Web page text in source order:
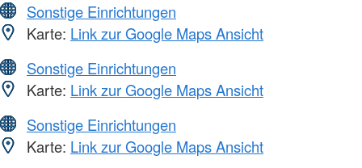
Sonstige Einrichtungen
Karte: Link zur Google Maps Ansicht
Sonstige Einrichtungen
Karte: Link zur Google Maps Ansicht
Sonstige Einrichtungen
Karte: Link zur Google Maps Ansicht